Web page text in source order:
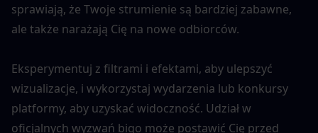
sprawiają, że Twoje strumienie są bardziej zabawne,
ale także narażają Cię na nowe odbiorców.
Eksperymentuj z filtrami i efektami, aby ulepszyć
wizualizacje, i wykorzystaj wydarzenia lub konkursy
platformy, aby uzyskać widoczność. Udział w
oficjalnych wyzwań bigo może postawić Cię przed